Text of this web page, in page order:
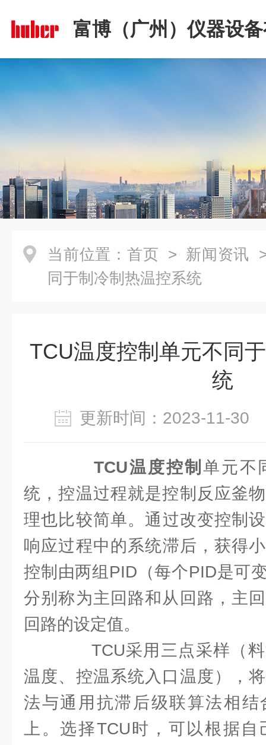
富博（广州）仪器设
司
当前位置： 首页 > 新闻资讯
同于制冷制热温控系统
TCU温度控制单元不同
统
更新时间：2023-11-
TCU温度控制 单元不
统，控温过程就是控制反应釜
理也比较简单。通过改变控制
响应过程中的系统滞后，获得
控制由两组PID（每个PID是可
分别称为主回路和从回路，主
回路的设定值。
TCU采用三点采样（料
温度、控温系统入口温度），
法与通用抗滞后级联算法相结
上。选择TCU时，可以根据